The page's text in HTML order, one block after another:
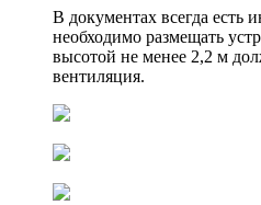
В документах всегда есть
необходимо размещать
высотой не менее 2,2 м
вентиляция.